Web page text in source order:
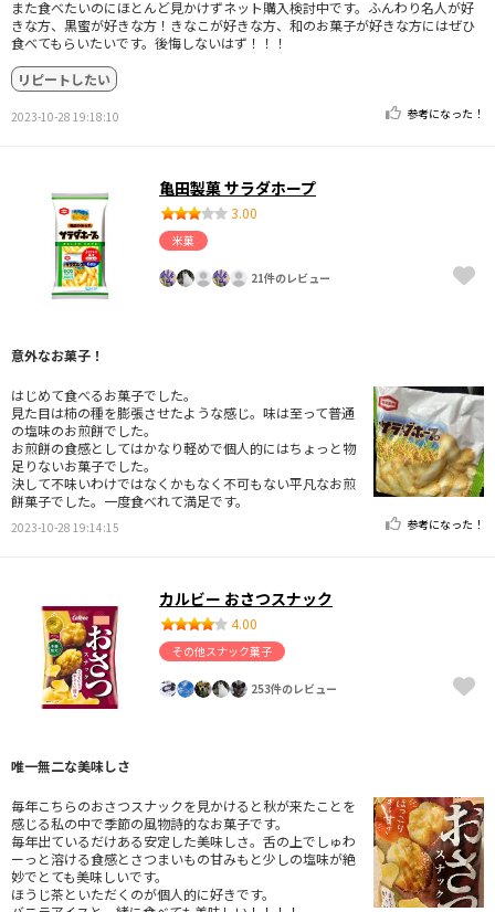
また食べたいのにほとんど見かけずネット購入検討中です。ふんわり名人が好
きな方、黒蜜が好きな方！きなこが好きな方、和のお菓子が好きな方にはぜひ
食べてもらいたいです。後悔しないはず！！！
リピートしたい
2023-10-28 19:18:10 参考になった！
亀田製菓 サラダホープ
3.00
米菓
21件のレビュー
意外なお菓子！
はじめて食べるお菓子でした。
見た目は柿の種を膨張させたような感じ。味は至って普通
の塩味のお煎餅でした。
お煎餅の食感としてはかなり軽めで個人的にはちょっと物
足りないお菓子でした。
決して不味いわけではなくかもなく不可もない平凡なお煎
餅菓子でした。一度食べれて満足です。
2023-10-28 19:14:15 参考になった！
カルビー おさつスナック
4.00
その他スナック菓子
253件のレビュー
唯一無二な美味しさ
毎年こちらのおさつスナックを見かけると秋が来たことを
感じる私の中で季節の風物詩的なお菓子です。
毎年出ているだけある安定した美味しさ。舌の上でしゅわ
ーっと溶ける食感とさつまいもの甘みもと少しの塩味が絶
妙でとても美味しいです。
ほうじ茶といただくのが個人的に好きです。